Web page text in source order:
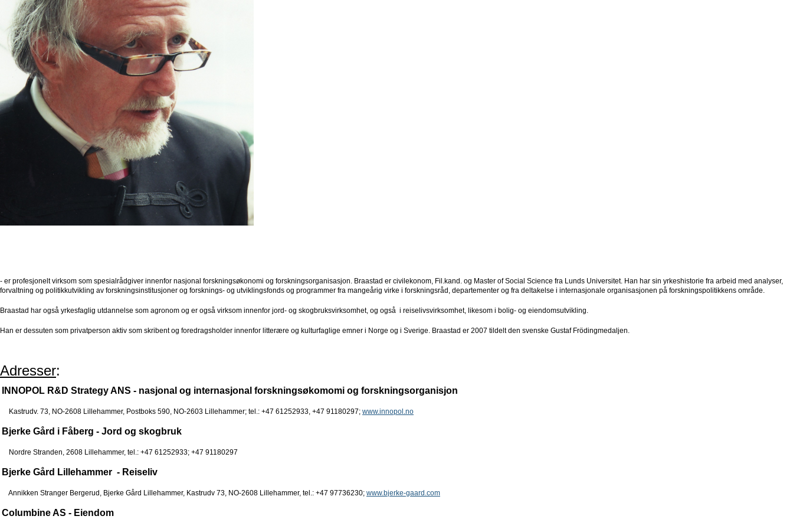
- er profesjonelt virksom som spesialrådgiver innenfor nasjonal forskningsøkonomi og forskningsorganisasjon. Braastad er civilekonom, Fil.kand. og Master of Social Science fra Lunds Universitet. Han har sin yrkeshistorie fra arbeid med analyser,
forvaltning og politikkutvikling av forskningsinstitusjoner og forsknings- og utviklingsfonds og programmer fra mangeårig virke i forskningsråd, departementer og fra deltakelse i internasjonale organisasjonen på forskningspolitikkens område.
Braastad har også yrkesfaglig utdannelse som agronom og er også virksom innenfor jord- og skogbruksvirksomhet, og også i reiselivsvirksomhet, likesom i bolig- og eiendomsutvikling.
Han er dessuten som privatperson aktiv som skribent og foredragsholder innenfor litterære og kulturfaglige emner i Norge og i Sverige. Braastad er 2007 tildelt den svenske Gustaf Frödingmedaljen.
Adresser:
INNOPOL R&D Strategy ANS - nasjonal og internasjonal forskningsøkomomi og forskningsorganisjon
Kastrudv. 73, NO-2608 Lillehammer, Postboks 590, NO-2603 Lillehammer; tel.: +47 61252933, +47 91180297; www.innopol.no
Bjerke Gård i Fåberg - Jord og skogbruk
Nordre Stranden, 2608 Lillehammer, tel.: +47 61252933; +47 91180297
Bjerke Gård Lillehammer - Reiseliv
Annikken Stranger Bergerud, Bjerke Gård Lillehammer, Kastrudv 73, NO-2608 Lillehammer, tel.: +47 97736230; www.bjerke-gaard.com
Columbine AS - Eiendom